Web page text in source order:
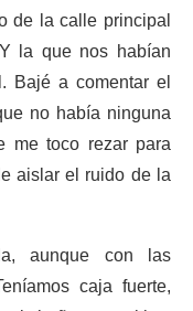
de la calle principal
la que nos habían
Bajé a comentar el
no había ninguna
me toco rezar para
aislar el ruido de la
aunque con las
caja fuerte,